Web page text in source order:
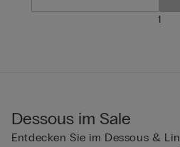
1
Dessous im Sale
Entdecken Sie im Dessous &